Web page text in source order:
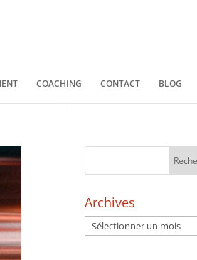
COACHING CONTACT BLOG
Archives